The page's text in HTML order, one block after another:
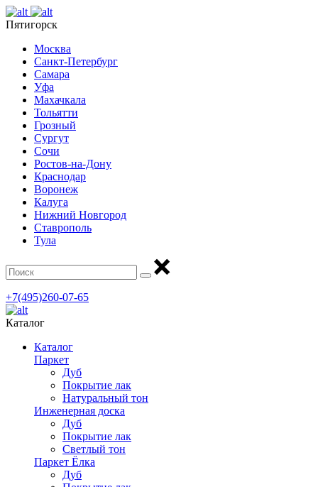
Пятигорск
Москва
Санкт-Петербург
Самара
Уфа
Махачкала
Тольятти
Грозный
Сургут
Сочи
Ростов-на-Дону
Краснодар
Воронеж
Калуга
Нижний Новгород
Ставрополь
Тула
+7(495)260-07-65
Каталог
Каталог
Паркет
Дуб
Покрытие лак
Натуральный тон
Инженерная доска
Дуб
Покрытие лак
Светлый тон
Паркет Ёлка
Дуб